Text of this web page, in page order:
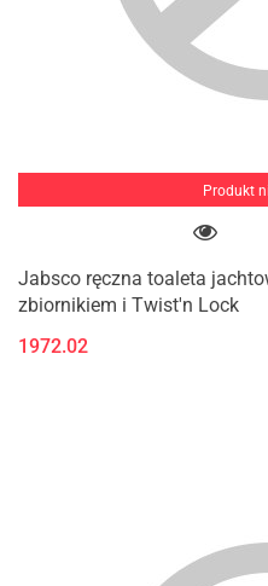
Produkt
Jabsco ręczna toaleta
zbiornikiem i Twist'n Lock
1972.02